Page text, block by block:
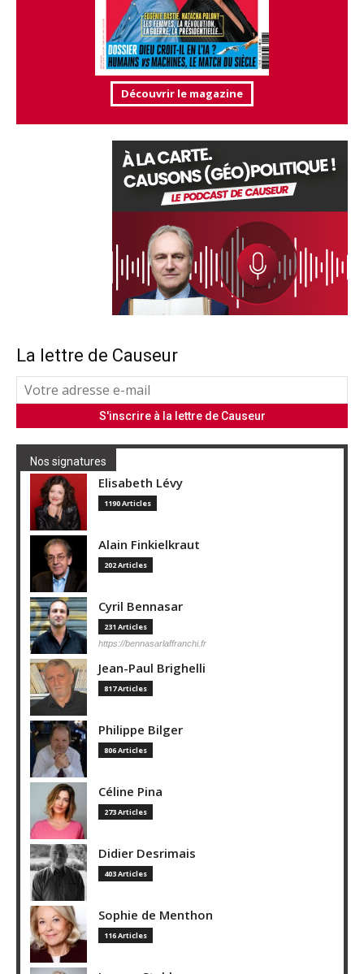
Découvrir le magazine
La lettre de Causeur
Nos signatures
Elisabeth Lévy
1190 Articles
Alain Finkielkraut
202 Articles
Cyril Bennasar
231 Articles
https://bennasarlaffranchi.fr
Jean-Paul Brighelli
817 Articles
Philippe Bilger
806 Articles
Céline Pina
273 Articles
Didier Desrimais
403 Articles
Sophie de Menthon
116 Articles